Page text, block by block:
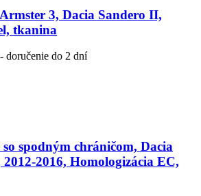
3, Dacia Sandero II,
tkanina
doručenie do 2 dní
spodným chráničom, Dacia
2012-2016, Homologizácia EC,